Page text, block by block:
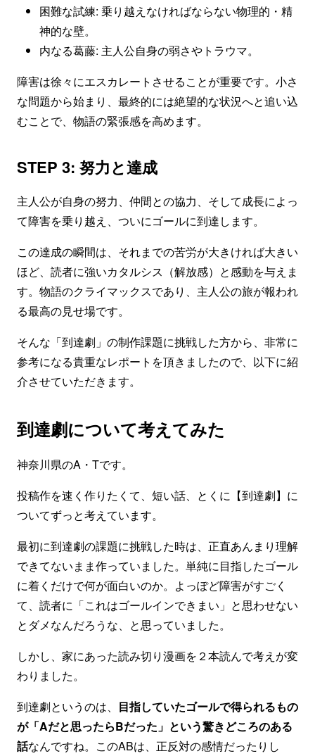
困難な試練: 乗り越えなければならない物理的・精
神的な壁。
内なる葛藤: 主人公自身の弱さやトラウマ。
障害は徐々にエスカレートさせることが重要です。小さ
な問題から始まり、最終的には絶望的な状況へと追い込
むことで、物語の緊張感を高めます。
STEP 3: 努力と達成
主人公が自身の努力、仲間との協力、そして成長によっ
て障害を乗り越え、ついにゴールに到達します。
この達成の瞬間は、それまでの苦労が大きければ大きい
ほど、読者に強いカタルシス（解放感）と感動を与えま
す。物語のクライマックスであり、主人公の旅が報われ
る最高の見せ場です。
そんな「到達劇」の制作課題に挑戦した方から、非常に
参考になる貴重なレポートを頂きましたので、以下に紹
介させていただきます。
到達劇について考えてみた
神奈川県のA・Tです。
投稿作を速く作りたくて、短い話、とくに【到達劇】に
ついてずっと考えています。
最初に到達劇の課題に挑戦した時は、正直あんまり理解
できてないまま作っていました。単純に目指したゴール
に着くだけで何が面白いのか。よっぽど障害がすごく
て、読者に「これはゴールインできまい」と思わせない
とダメなんだろうな、と思っていました。
しかし、家にあった読み切り漫画を２本読んで考えが変
わりました。
到達劇というのは、 目指していたゴールで得られるもの
が「Aだと思ったらBだった」という驚きどころのある
話なんですね。このABは、正反対の感情だったりし